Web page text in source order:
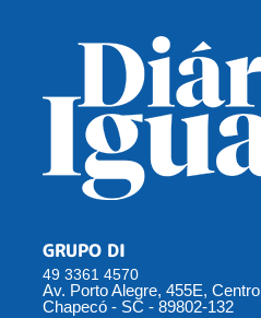
GRUPO DI
49 3361 4570
Av. Porto Alegre, 455E, Centro
Chapecó - SC - 89802-132